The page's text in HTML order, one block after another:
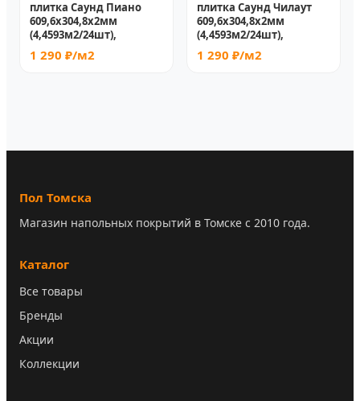
плитка Саунд Пиано
609,6х304,8х2мм
(4,4593м2/24шт),
1 290 ₽/м2
плитка Саунд Чилаут
609,6х304,8х2мм
(4,4593м2/24шт),
1 290 ₽/м2
Пол Томска
Магазин напольных покрытий в Томске с 2010 года.
Каталог
Все товары
Бренды
Акции
Коллекции